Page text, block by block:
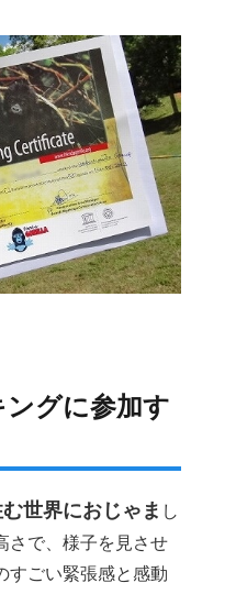
グに参加す
世界におじゃま し
さで、様子を見させ
すごい緊張感と感動